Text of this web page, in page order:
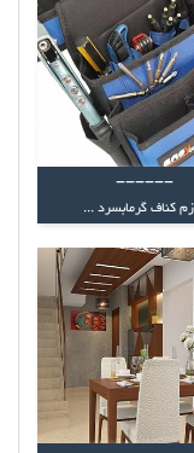
------
کناف گرمابسرد ...